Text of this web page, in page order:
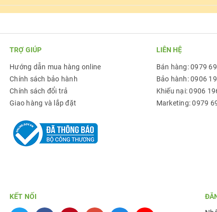
TRỢ GIÚP
Hướng dẫn mua hàng online
Chính sách bảo hành
Chính sách đổi trả
Giao hàng và lắp đặt
LIÊN HỆ
Bán hàng: 0979
Bảo hành: 0906
Khiếu nại: 0906
Marketing: 0979
KẾT NỐI